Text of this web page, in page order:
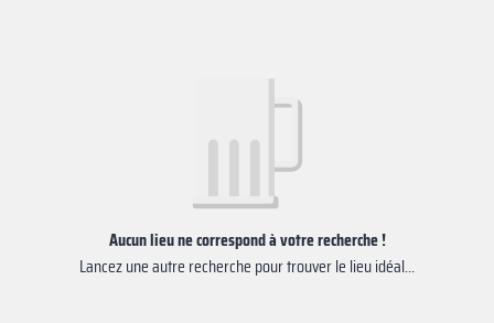
Aucun lieu ne correspond à votre recherche !
Lancez une autre recherche pour trouver le lieu idéal...